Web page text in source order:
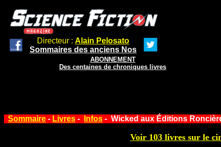
Directeur : Alain Pelosato
Sommaires des anciens Nos
ABONNEMENT
Des centaines de chroniques livres
Sommaire - Livres - Infos - Wicked aux Éditions
Voir 103 livres sur le